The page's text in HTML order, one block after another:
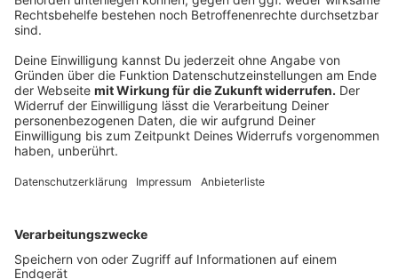
Anzeige
Im Interview betonte Milow weiterhin die kreative
Freiheit und die persönliche Bedeutung, die das
Schreiben und Produzieren seines Albums für ihn
hatte. Er beschreibt den kreativen Prozess als eine
Reise, die ihm erlaubt, seine musikalischen Einflüsse
und Erfahrungen zu erkunden und auszudrücken. Dabei
Die Verbindung zu seinen Wurzeln und die
Auseinandersetzung mit aktuellen gesellschaftlichen